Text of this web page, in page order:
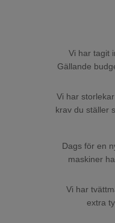
Vi har tagit
Gällande
Vi har
krav du ställer
Dags för en
maskiner
Vi har
extra